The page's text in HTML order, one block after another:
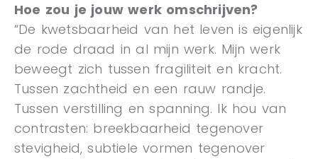
Hoe zou je jouw werk omschrijven?
“De kwetsbaarheid van het leven is eigenlijk
de rode draad in al mijn werk. Mijn werk
beweegt zich tussen fragiliteit en kracht.
Tussen zachtheid en een rauw randje.
Tussen verstilling en spanning. Ik hou van
contrasten: breekbaarheid tegenover
stevigheid, subtiele vormen tegenover